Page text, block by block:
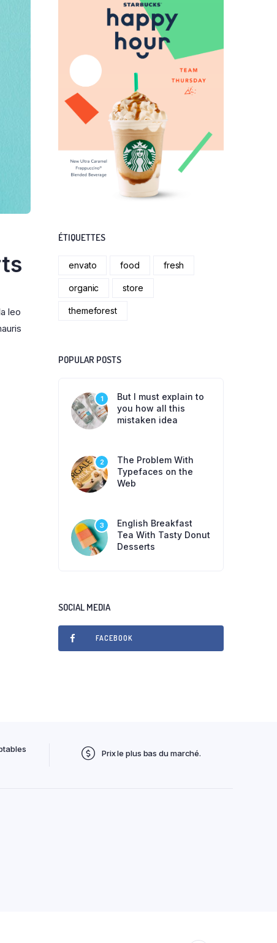
leo
ÉTIQUETTES
envato food fresh
organic store
themeforest
POPULAR POSTS
1
But I must explain to
you how all this
mistaken idea
2
The Problem With
Typefaces on the
Web
3
English Breakfast
Tea With Tasty Donut
Desserts
SOCIAL MEDIA
FACEBOOK
Prix le plus bas du marché.